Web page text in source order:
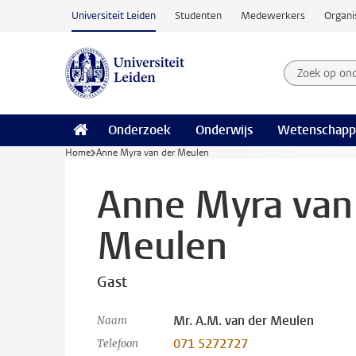
Ga naar hoofdinhoud
Universiteit Leiden Studenten Medewerkers
Zoek op
Zoekterm
Onderzoek Onderwijs
Home Anne Myra van der Meulen
Anne Myra
Meulen
Gast
Naam Mr. A.M. van der Meulen
Telefoon 071 5272727